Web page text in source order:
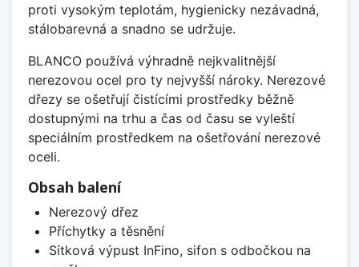
proti vysokým teplotám, hygienicky nezávadná,
stálobarevná a snadno se udržuje.
BLANCO používá výhradně nejkvalitnější
nerezovou ocel pro ty nejvyšší nároky. Nerezové
dřezy se ošetřují čistícími prostředky běžně
dostupnými na trhu a čas od času se vyleští
speciálním prostředkem na ošetřování nerezové
oceli.
Obsah balení
Nerezový dřez
Příchytky a těsnění
Sítková výpust InFino, sifon s odbočkou na